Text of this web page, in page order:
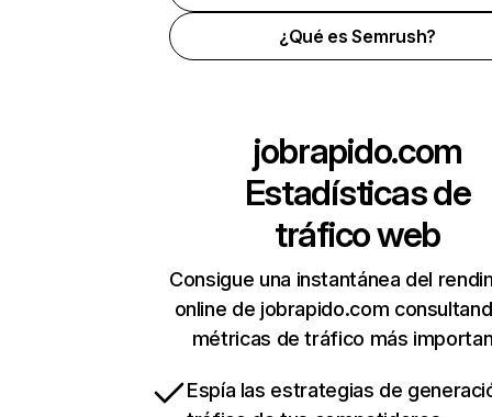
¿Qué es Semrush?
jobrapido.com
Estadísticas de
tráfico web
Consigue una instantánea del
online de jobrapido.com
métricas de tráfico más
Espía las estrategias de